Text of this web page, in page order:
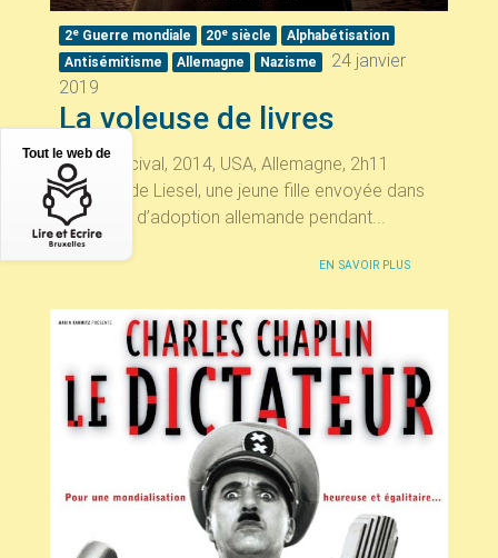
2eGuerre mondiale 20e siècle
Alphabétisation
Antisémitisme
Allemagne Nazisme
24 janvier
2019
La voleuse de livres
Brian Percival, 2014, USA, Allemagne, 2h11
L’histoire de Liesel, une jeune fille envoyée dans
sa famille d’adoption allemande pendant...
EN SAVOIR PLUS
Tout le web de